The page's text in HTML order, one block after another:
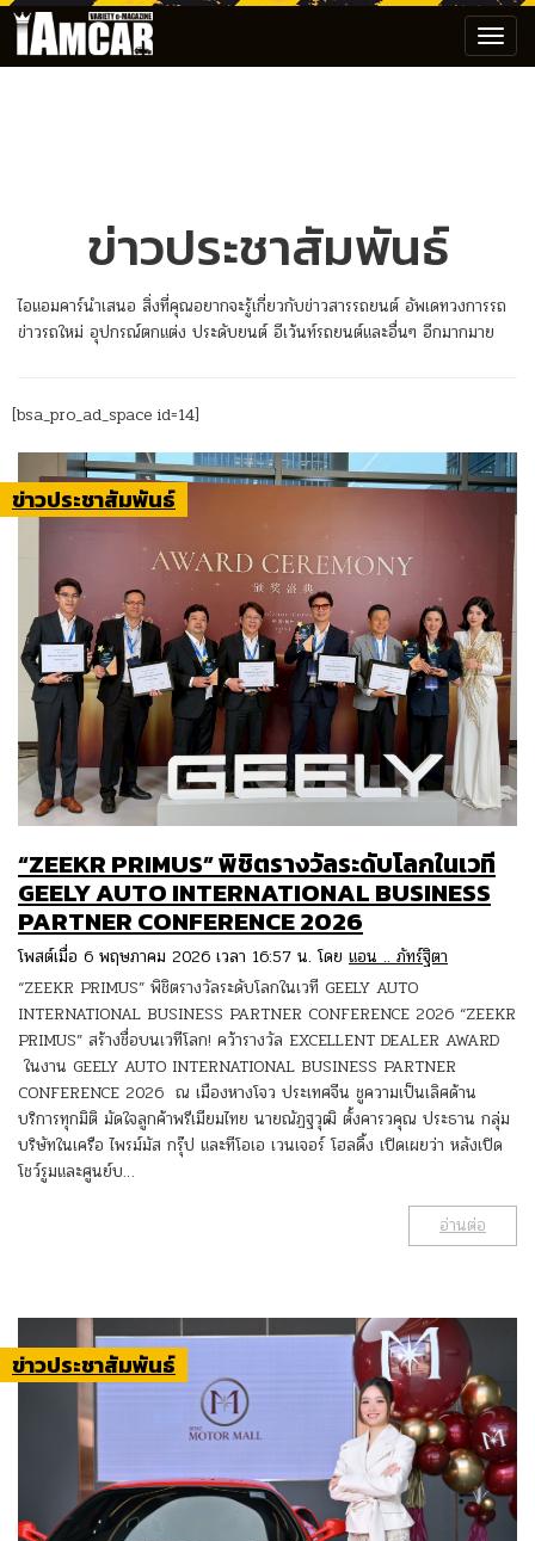
ข่าวประชาสัมพันธ์
ไอแอมคาร์นำเสนอ สิ่งที่คุณอยากจะรู้เกี่ยวกับข่าวสารรถยนต์ อัพเดทวงการรถ
ข่าวรถใหม่ อุปกรณ์ตกแต่ง ประดับยนต์ อีเว้นท์รถยนต์และอื่นๆ อีกมากมาย
[bsa_pro_ad_space id=14]
ข่าวประชาสัมพันธ์
“ZEEKR PRIMUS” พิชิตรางวัลระดับโลกในเวที
GEELY AUTO INTERNATIONAL BUSINESS
PARTNER CONFERENCE 2026
โพสต์เมื่อ 6 พฤษภาคม 2026 เวลา 16:57 น. โดย แอน .. ภัทร์ฐิตา
“ZEEKR PRIMUS” พิชิตรางวัลระดับโลกในเวที GEELY AUTO
INTERNATIONAL BUSINESS PARTNER CONFERENCE 2026 “ZEEKR
PRIMUS” สร้างชื่อบนเวทีโลก! คว้ารางวัล EXCELLENT DEALER AWARD
ในงาน GEELY AUTO INTERNATIONAL BUSINESS PARTNER
CONFERENCE 2026 ณ เมืองหางโจว ประเทศจีน ชูความเป็นเลิศด้าน
บริการทุกมิติ มัดใจลูกค้าพรีเมียมไทย นายณัฏฐวุฒิ ตั้งคารวคุณ ประธาน กลุ่ม
บริษัทในเครือ ไพรม์มัส กรุ๊ป และทีโอเอ เวนเจอร์ โฮลดิ้ง เปิดเผยว่า หลังเปิด
โชว์รูมและศูนย์บ…
อ่านต่อ
ข่าวประชาสัมพันธ์